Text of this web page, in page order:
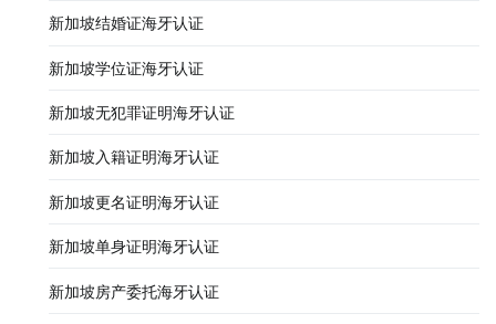
新加坡结婚证海牙认证
新加坡学位证海牙认证
新加坡无犯罪证明海牙认证
新加坡入籍证明海牙认证
新加坡更名证明海牙认证
新加坡单身证明海牙认证
新加坡房产委托海牙认证